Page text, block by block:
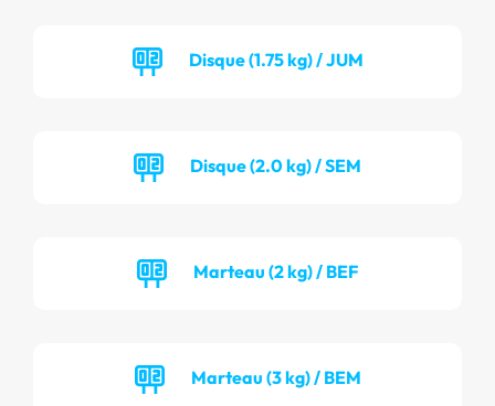
Disque (1.75 kg) / JUM
Disque (2.0 kg) / SEM
Marteau (2 kg) / BEF
Marteau (3 kg) / BEM